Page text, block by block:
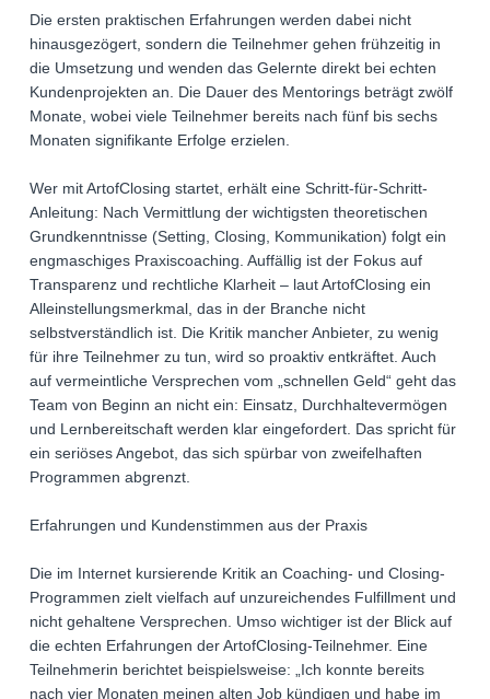
Die ersten praktischen Erfahrungen werden dabei nicht
hinausgezögert, sondern die Teilnehmer gehen frühzeitig in
die Umsetzung und wenden das Gelernte direkt bei echten
Kundenprojekten an. Die Dauer des Mentorings beträgt zwölf
Monate, wobei viele Teilnehmer bereits nach fünf bis sechs
Monaten signifikante Erfolge erzielen.
Wer mit ArtofClosing startet, erhält eine Schritt-für-Schritt-
Anleitung: Nach Vermittlung der wichtigsten theoretischen
Grundkenntnisse (Setting, Closing, Kommunikation) folgt ein
engmaschiges Praxiscoaching. Auffällig ist der Fokus auf
Transparenz und rechtliche Klarheit – laut ArtofClosing ein
Alleinstellungsmerkmal, das in der Branche nicht
selbstverständlich ist. Die Kritik mancher Anbieter, zu wenig
für ihre Teilnehmer zu tun, wird so proaktiv entkräftet. Auch
auf vermeintliche Versprechen vom „schnellen Geld“ geht das
Team von Beginn an nicht ein: Einsatz, Durchhaltevermögen
und Lernbereitschaft werden klar eingefordert. Das spricht für
ein seriöses Angebot, das sich spürbar von zweifelhaften
Programmen abgrenzt.
Erfahrungen und Kundenstimmen aus der Praxis
Die im Internet kursierende Kritik an Coaching- und Closing-
Programmen zielt vielfach auf unzureichendes Fulfillment und
nicht gehaltene Versprechen. Umso wichtiger ist der Blick auf
die echten Erfahrungen der ArtofClosing-Teilnehmer. Eine
Teilnehmerin berichtet beispielsweise: „Ich konnte bereits
nach vier Monaten meinen alten Job kündigen und habe im